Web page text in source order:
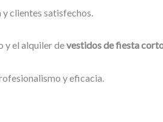
clientes satisfechos.
yel alquiler devestidos de fiesta
y eficacia.